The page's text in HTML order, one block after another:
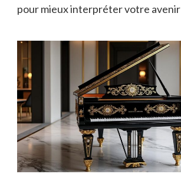
pour mieux interpréter votre avenir